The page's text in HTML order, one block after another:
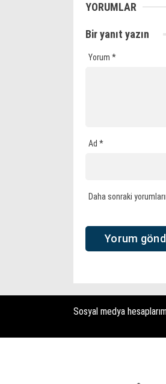
YORUMLAR
Bir yanıt yazın
Yorum *
Ad *
Daha sonraki
Sosyal medya